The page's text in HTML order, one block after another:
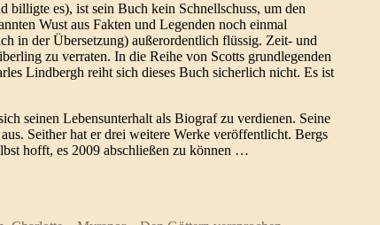
billigte es), ist sein Buch kein Schnellschuss, um den
Wust aus Fakten und Legenden noch einmal
in der Übersetzung) außerordentlich flüssig. Zeit- und
zu verraten. In die Reihe von Scotts grundlegenden
Lindbergh reiht sich dieses Buch sicherlich nicht. Es ist
seinen Lebensunterhalt als Biograf zu verdienen. Seine
Seither hat er drei weitere Werke veröffentlicht. Bergs
hofft, es 2009 abschließen zu können …